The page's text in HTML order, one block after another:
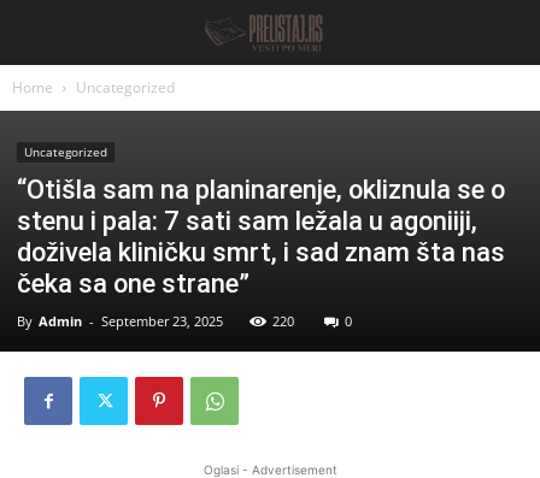
Home Uncategorized
Uncategorized
“Otišla sam na planinarenje, okliznula se o
stenu i pala: 7 sati sam ležala u agoniiji,
doživela kliničku smrt, i sad znam šta nas
čeka sa one strane”
By Admin - September 23, 2025 220 0
Oglasi - Advertisement